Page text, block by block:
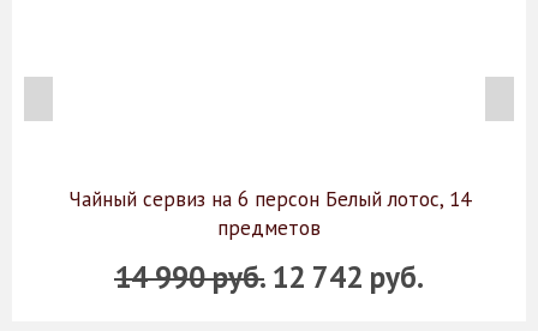
Чайный сервиз на 6 персон Белый лотос, 14
предметов
14 990 руб. 12 742 руб.